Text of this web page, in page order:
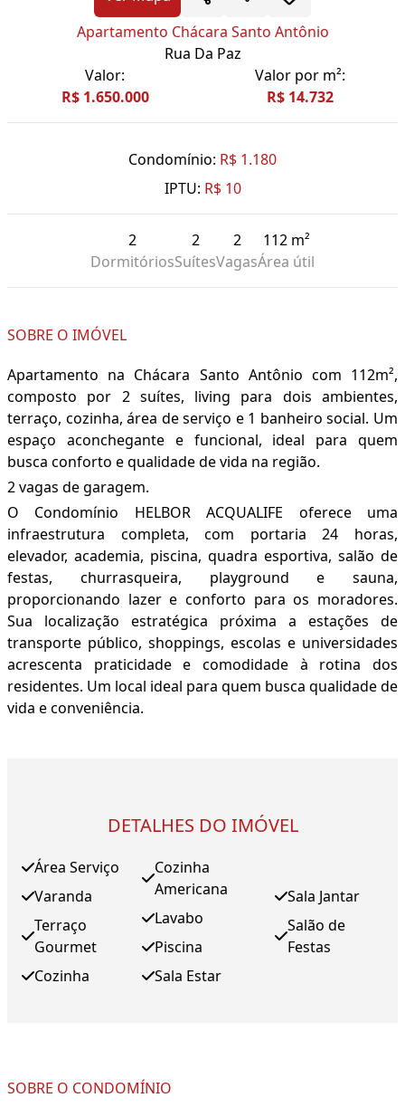
Apartamento Chácara Santo Antônio
Rua Da Paz
Valor:
R$ 1.650.000
Valor por m²:
R$ 14.732
Condomínio: R$ 1.180
IPTU: R$ 10
2
Dormitórios
2
Suítes
2
Vagas
112 m²
Área útil
SOBRE O IMÓVEL
Apartamento na Chácara Santo Antônio com 112m²,
composto por 2 suítes, living para dois ambientes,
terraço, cozinha, área de serviço e 1 banheiro social. Um
espaço aconchegante e funcional, ideal para quem
busca conforto e qualidade de vida na região.
2 vagas de garagem.
O Condomínio HELBOR ACQUALIFE oferece uma
infraestrutura completa, com portaria 24 horas,
elevador, academia, piscina, quadra esportiva, salão de
festas, churrasqueira, playground e sauna,
proporcionando lazer e conforto para os moradores.
Sua localização estratégica próxima a estações de
transporte público, shoppings, escolas e universidades
acrescenta praticidade e comodidade à rotina dos
residentes. Um local ideal para quem busca qualidade de
vida e conveniência.
DETALHES DO IMÓVEL
Área Serviço
Varanda
Terraço
Gourmet
Cozinha
Cozinha
Americana
Lavabo
Piscina
Sala Estar
Sala Jantar
Salão de
Festas
SOBRE O CONDOMÍNIO